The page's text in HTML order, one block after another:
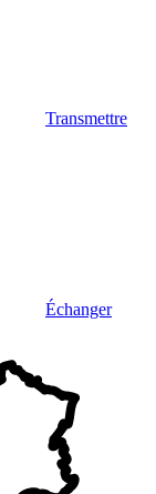
Transmettre
Échanger